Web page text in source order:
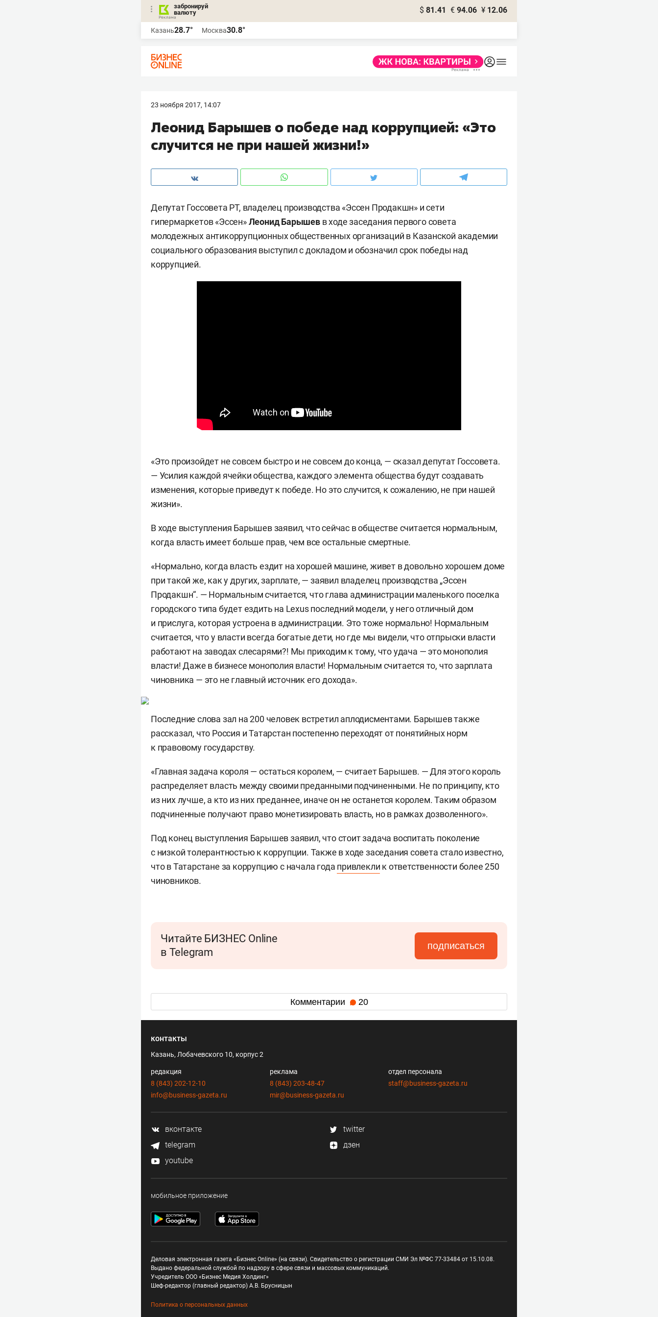
забронируй
валюту
$ 81.41 € 94.06 ¥ 12.06
Казань28.7° Москва30.8°
23 ноября 2017, 14:07
Леонид Барышев о победе над коррупцией: «Это
случится не при нашей жизни!»
Депутат Госсовета РТ, владелец производства «Эссен Продакшн» и сети
гипермаркетов «Эссен»Леонид Барышев в ходе заседания первого совета
молодежных антикоррупционных общественных организаций в Казанской академии
социального образования выступил с докладом и обозначил срок победы над
коррупцией.
«Это произойдет не совсем быстро и не совсем до конца, — сказал депутат Госсовета.
— Усилия каждой ячейки общества, каждого элемента общества будут создавать
изменения, которые приведут к победе. Но это случится, к сожалению, не при нашей
жизни».
В ходе выступления Барышев заявил, что сейчас в обществе считается нормальным,
когда власть имеет больше прав, чем все остальные смертные.
«Нормально, когда власть ездит на хорошей машине, живет в довольно хорошем доме
при такой же, как у других, зарплате, — заявил владелец производства „Эссен
Продакшн“. — Нормальным считается, что глава администрации маленького поселка
городского типа будет ездить на Lexus последний модели, у него отличный дом
и прислуга, которая устроена в администрации. Это тоже нормально! Нормальным
считается, что у власти всегда богатые дети, но где мы видели, что отпрыски власти
работают на заводах слесарями?! Мы приходим к тому, что удача — это монополия
власти! Даже в бизнесе монополия власти! Нормальным считается то, что зарплата
чиновника — это не главный источник его дохода».
Последние слова зал на 200 человек встретил аплодисментами. Барышев также
рассказал, что Россия и Татарстан постепенно переходят от понятийных норм
к правовому государству.
«Главная задача короля — остаться королем, — считает Барышев. — Для этого король
распределяет власть между своими преданными подчиненными. Не по принципу, кто
из них лучше, а кто из них преданнее, иначе он не останется королем. Таким образом
подчиненные получают право монетизировать власть, но в рамках дозволенного».
Под конец выступления Барышев заявил, что стоит задача воспитать поколение
с низкой толерантностью к коррупции. Также в ходе заседания совета стало известно,
что в Татарстане за коррупцию с начала года привлекли к ответственности более 250
чиновников.
Читайте БИЗНЕС Online
в Telegram
подписаться
Комментарии 20
контакты
Казань, Лобачевского 10, корпус 2
редакция
8 (843) 202-12-10
info@business-gazeta.ru
реклама
8 (843) 203-48-47
mir@business-gazeta.ru
отдел персонала
staff@business-gazeta.ru
вконтакте
twitter
telegram
дзен
youtube
мобильное приложение
Деловая электронная газета «Бизнес Online» (на связи). Свидетельство о регистрации СМИ Эл №ФС 77-33484 от 15.10.08.
Выдано федеральной службой по надзору в сфере связи и массовых коммуникаций.
Учредитель ООО «Бизнес Медия Холдинг»
Шеф-редактор (главный редактор) А.В. Брусницын
Политика о персональных данных